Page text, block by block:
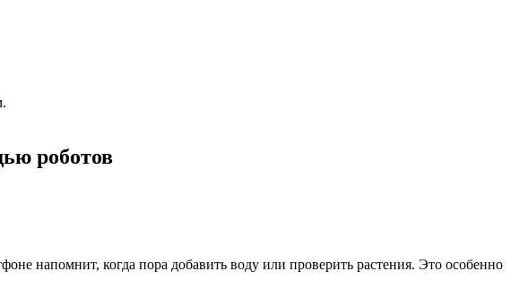
роботов
напомнит, когда пора добавить воду или проверить растения. Это особенно